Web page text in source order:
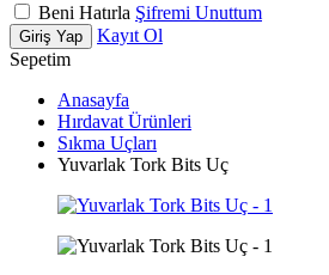
Beni Hatırla Şifremi Unuttum
Giriş Yap
Kayıt Ol
Sepetim
Anasayfa
Hırdavat Ürünleri
Sıkma Uçları
Yuvarlak Tork Bits Uç